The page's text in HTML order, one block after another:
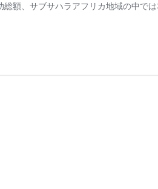
総額、サブサハラアフリカ地域の中で